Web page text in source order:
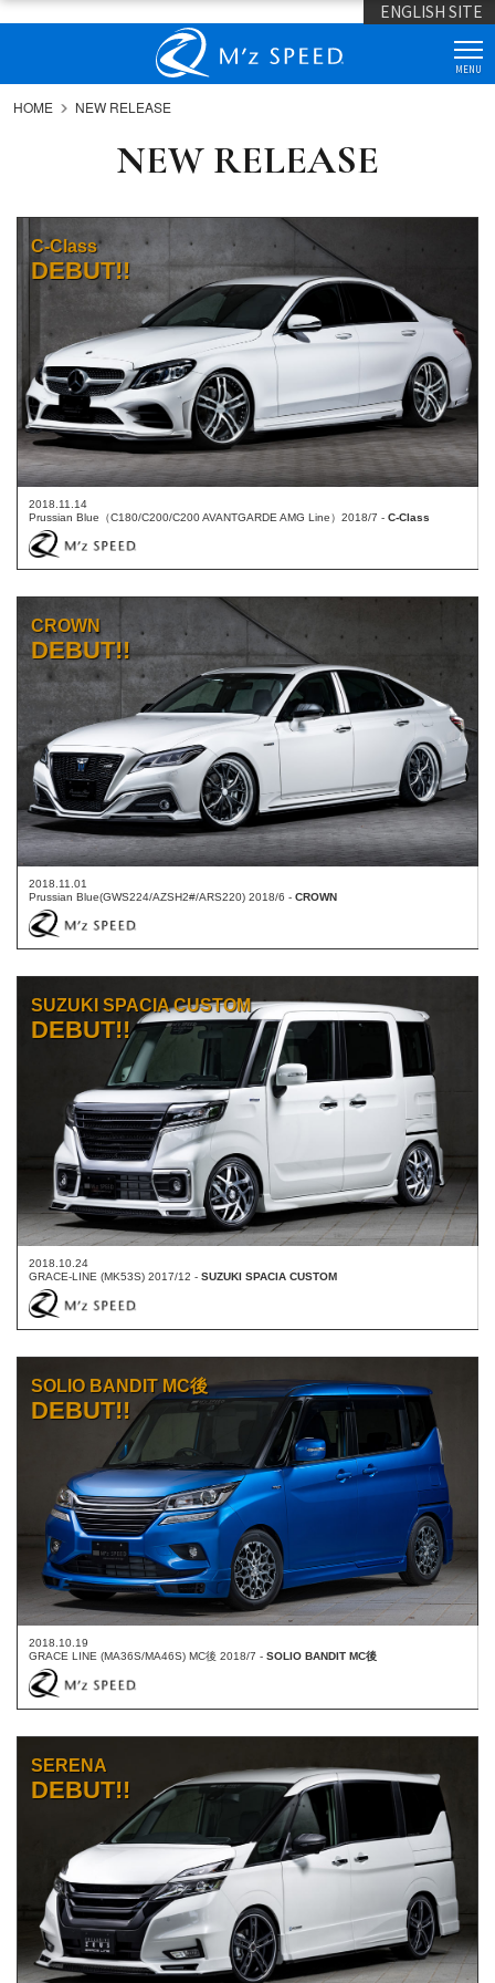
ENGLISH SITE
MENU
HOME NEW RELEASE
NEW RELEASE
C-Class
DEBUT!!
2018.11.14
Prussian Blue（C180/C200/C200 AVANTGARDE AMG Line）2018/7 - C-Class
CROWN
DEBUT!!
2018.11.01
Prussian Blue(GWS224/AZSH2#/ARS220) 2018/6 - CROWN
SUZUKI SPACIA CUSTOM
DEBUT!!
2018.10.24
GRACE-LINE (MK53S) 2017/12 - SUZUKI SPACIA CUSTOM
SOLIO BANDIT MC後
DEBUT!!
2018.10.19
GRACE LINE (MA36S/MA46S) MC後 2018/7 - SOLIO BANDIT MC後
SERENA
DEBUT!!